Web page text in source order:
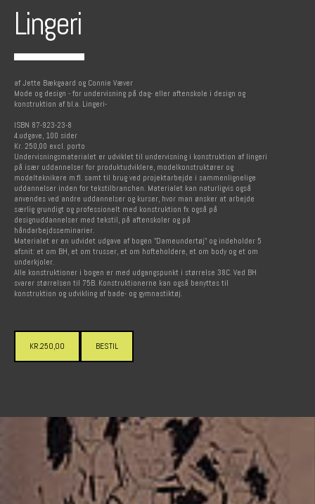
Lingeri
af Jette Bækgaard og Connie Væver
Mode og design - for undervisning på dag- eller aftenskole i design og
konstruktion af bl.a. Lingeri-
ISBN 87-923-23-8
4.udgave, 100 sider
Kr. 250,00 excl. porto
Undervisningsmaterialet er udviklet til undervisning i konstruktion af lingeri
på især uddannelser for produktudviklere, modelkonstruktører og
modelteknikere m.fl. samt til brug ved projektarbejde i sammenlignelige
uddannelser inden for tekstilbranchen. Materialet kan naturligvis også
anvendes ved andre uddannelser og kurser, hvor man ønsker at arbejde
særlig grundigt og professionelt med konstruktion fx også på
designuddannelser med tekstil, på aftenskoler og på
håndarbejdsseminarier.
Materialet er en udvidet udgave af bogen "Dameundertøj" og indeholder 5
afsnit: et om BH, et om trusser, et om hofteholdere, et om body og et om
underkjoler.
Alle konstruktioner i bogen er med udgangspunkt i størrelse 38C. Ved BH
svarer størrelsen til 75B. Konstruktionerne kan også benyttes til
konstruktion og udvikling af bade- og gymnastiktøj.
KR.250,00 BESTIL